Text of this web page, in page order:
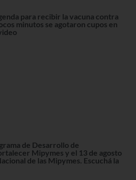
para recibir la vacuna contra
minutos se agotaron cupos en
de Desarrollo de
Mipymes y el 13 de agosto
de las Mipymes. Escuchá la